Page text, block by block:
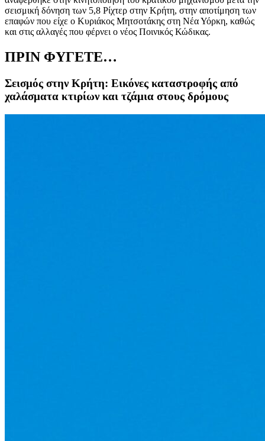
σεισμική δόνηση των 5,8 Ρίχτερ στην Κρήτη, στην αποτίμηση των
επαφών που είχε ο Κυριάκος Μητσοτάκης στη Νέα Υόρκη, καθώς
και στις αλλαγές που φέρνει ο νέος Ποινικός Κώδικας.
ΠΡΙΝ ΦΥΓΕΤΕ…
Σεισμός στην Κρήτη: Εικόνες καταστροφής από
χαλάσματα κτιρίων και τζάμια στους δρόμους